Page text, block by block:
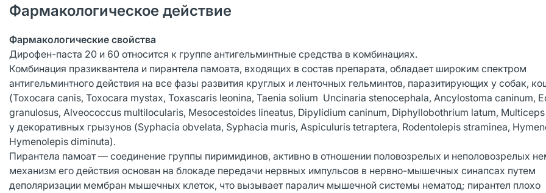
Фармакологическое действие
Фармакологические свойства
Дирофен-паста 20 и 60 относится к группе антигельминтные средства в комбинациях.
Комбинация празиквантела и пирантела памоата, входящих в состав препарата, обладает широким спектром
антигельминтного действия на все фазы развития круглых и ленточных гельминтов, паразитирующих у собак,
(Toxocara canis, Toxocara mystax, Toxascaris leonina, Taenia solium Uncinaria stenocephala, Ancylostoma caninum,
granulosus, Alveococcus multilocularis, Mesocestoides lineatus, Dipylidium caninum, Diphyllobothrium latum,
у декоративных грызунов (Syphacia obvelata, Syphacia muris, Aspiculuris tetraptera, Rodentolepis straminea,
Hymenolepis diminuta).
Пирантела памоат — соединение группы пиримидинов, активно в отношении половозрелых и неполовозрелых
механизм его действия основан на блокаде передачи нервных импульсов в нервно-мышечных синапсах путем
деполяризации мембран мышечных клеток, что вызывает паралич мышечной системы нематод; пирантел плохо